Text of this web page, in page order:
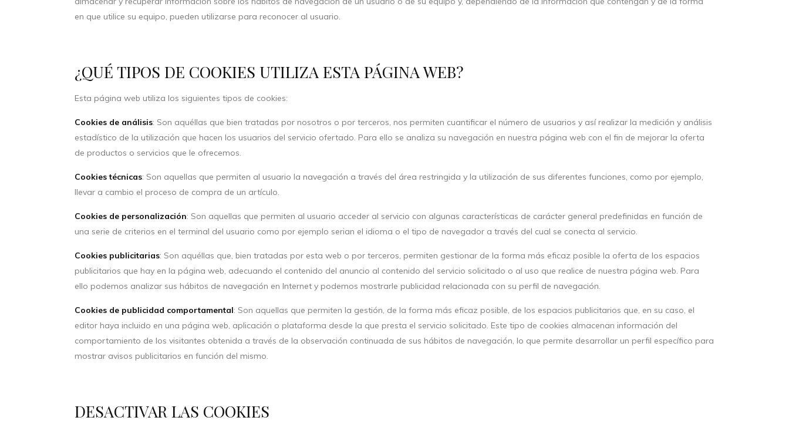
en que utilice su equipo, pueden utilizarse para reconocer al usuario.
¿QUÉ TIPOS DE COOKIES UTILIZA ESTA PÁGINA WEB?
Esta página web utiliza los siguientes tipos de cookies:
Cookies de análisis: Son aquéllas que bien tratadas por nosotros o por terceros, nos permiten cuantificar el número de usuarios y así realizar la medición y análisis
estadístico de la utilización que hacen los usuarios del servicio ofertado. Para ello se analiza su navegación en nuestra página web con el fin de mejorar la oferta
de productos o servicios que le ofrecemos.
Cookies técnicas: Son aquellas que permiten al usuario la navegación a través del área restringida y la utilización de sus diferentes funciones, como por ejemplo,
llevar a cambio el proceso de compra de un artículo.
Cookies de personalización: Son aquellas que permiten al usuario acceder al servicio con algunas características de carácter general predefinidas en función de
una serie de criterios en el terminal del usuario como por ejemplo serian el idioma o el tipo de navegador a través del cual se conecta al servicio.
Cookies publicitarias: Son aquéllas que, bien tratadas por esta web o por terceros, permiten gestionar de la forma más eficaz posible la oferta de los espacios
publicitarios que hay en la página web, adecuando el contenido del anuncio al contenido del servicio solicitado o al uso que realice de nuestra página web. Para
ello podemos analizar sus hábitos de navegación en Internet y podemos mostrarle publicidad relacionada con su perfil de navegación.
Cookies de publicidad comportamental: Son aquellas que permiten la gestión, de la forma más eficaz posible, de los espacios publicitarios que, en su caso, el
editor haya incluido en una página web, aplicación o plataforma desde la que presta el servicio solicitado. Este tipo de cookies almacenan información del
comportamiento de los visitantes obtenida a través de la observación continuada de sus hábitos de navegación, lo que permite desarrollar un perfil específico para
mostrar avisos publicitarios en función del mismo.
DESACTIVAR LAS COOKIES